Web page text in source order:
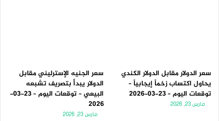
سعر الدولار مقابل الدولار الكندي
يحاول اكتساب زخماً إيجابياً –
توقعات اليوم – 23-03-2026
مارس 23, 2026
سعر الجنيه الإسترليني مقابل
الدولار يبدأ بتصريف تشبعه
البيعي – توقعات اليوم – 23-03-
2026
مارس 23, 2026